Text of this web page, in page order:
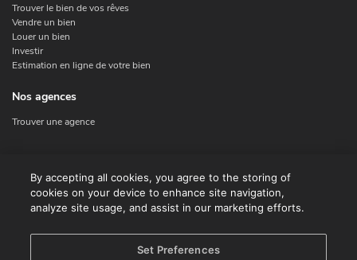
Trouver le bien de vos rêves
Vendre un bien
Louer un bien
Investir
Estimation en ligne de votre bien
Nos agences
Trouver une agence
Contact
Facebook
By accepting all cookies, you agree to the storing of
cookies on your device to enhance site navigation,
analyze site usage, and assist in our marketing efforts.
Set Preferences